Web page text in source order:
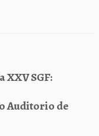
SGF:
Auditorio de